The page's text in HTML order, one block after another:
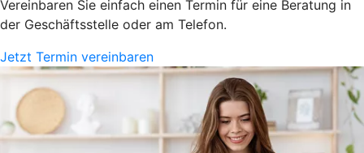
Vereinbaren Sie einfach einen Termin für eine Beratung in
der Geschäftsstelle oder am Telefon.
Jetzt Termin vereinbaren